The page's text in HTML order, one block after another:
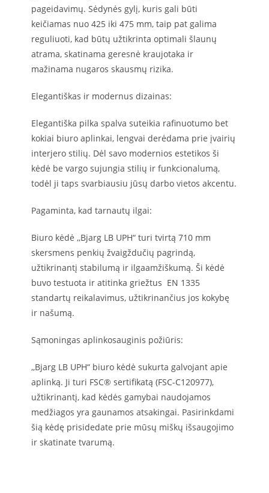
pageidavimų. Sėdynės gylį, kuris gali būti
keičiamas nuo 425 iki 475 mm, taip pat galima
reguliuoti, kad būtų užtikrinta optimali šlaunų
atrama, skatinama geresnė kraujotaka ir
mažinama nugaros skausmų rizika.
Elegantiškas ir modernus dizainas:
Elegantiška pilka spalva suteikia rafinuotumo bet
kokiai biuro aplinkai, lengvai derėdama prie įvairių
interjero stilių. Dėl savo modernios estetikos ši
kėdė be vargo sujungia stilių ir funkcionalumą,
todėl ji taps svarbiausiu jūsų darbo vietos akcentu.
Pagaminta, kad tarnautų ilgai:
Biuro kėdė ,,Bjarg LB UPH“ turi tvirtą 710 mm
skersmens penkių žvaigždučių pagrindą,
užtikrinantį stabilumą ir ilgaamžiškumą. Ši kėdė
buvo testuota ir atitinka griežtus EN 1335
standartų reikalavimus, užtikrinančius jos kokybę
ir našumą.
Sąmoningas aplinkosauginis požiūris:
,,Bjarg LB UPH“ biuro kėdė sukurta galvojant apie
aplinką. Ji turi FSC® sertifikatą (FSC-C120977),
užtikrinantį, kad kėdės gamybai naudojamos
medžiagos yra gaunamos atsakingai. Pasirinkdami
šią kėdę prisidedate prie mūsų miškų išsaugojimo
ir skatinate tvarumą.